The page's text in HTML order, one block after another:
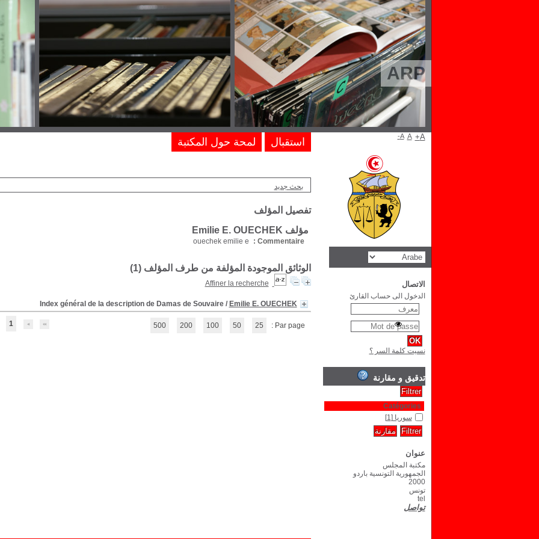
ARP
بحث جديد
تفصيل المؤلف
مؤلف Emilie E. OUECHEK
Commentaire :
ouechek emilie e
الوثائق الموجودة المؤلفة من طرف المؤلف (1
)
Affiner la recherche
Index général de la description de Damas de Souvaire/ Emilie E. OUECHEK
1 Par page :
25
50
100
200
500
استقبال لمحة حول المكتبة A- A A+
الاتصال
الدخول الى حساب القارئ
نسيت كلمة السر ؟
تدقيق و مقارنة
Catégories
سوريا [1]
عنوان
مكتبة المجلس
الجمهورية التونسية باردو
2000
تونس
tel
تواصل